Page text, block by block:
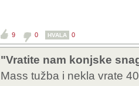
9 0 HVALA 0
"Vratite nam konjske
Mass tužba i nekla vrate